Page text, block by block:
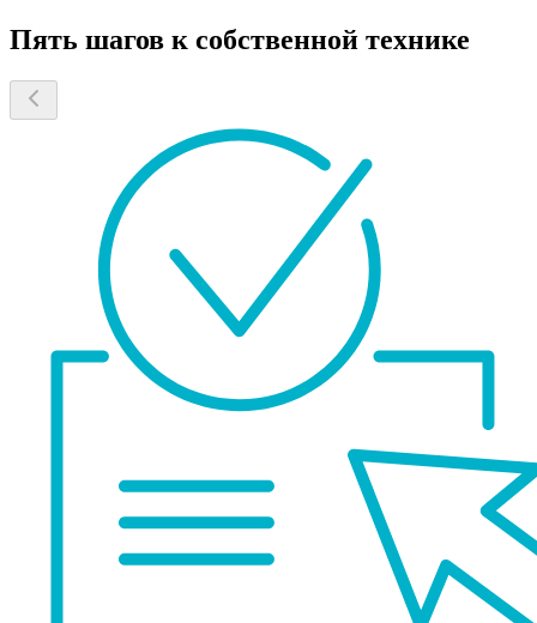
Пять шагов к собственной технике